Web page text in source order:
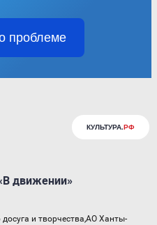
проблеме